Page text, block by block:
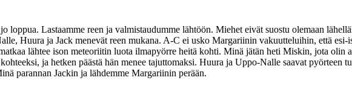
loppua. Lastaamme reen ja valmistaudumme lähtöön. Miehet eivät suostu olemaan
Huura ja Jack menevät reen mukana. A-C ei usko Margariinin vakuutteluihin, että esi-
lähtee ison meteoriitin luota ilmapyörre heitä kohti. Minä jätän heti Miskin, jota olin
ja hetken päästä hän menee tajuttomaksi. Huura ja Uppo-Nalle saavat pyörteen
parannan Jackin ja lähdemme Margariinin perään.